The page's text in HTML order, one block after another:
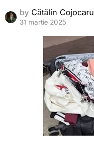
by Cătălin Cojocaru
31 martie 2025